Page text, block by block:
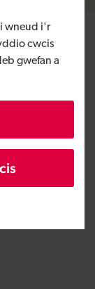
wneud i'r
cwcis
gwefan a